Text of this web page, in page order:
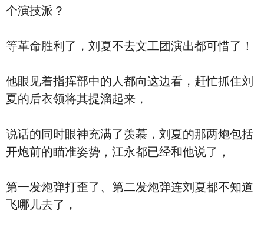
个演技派？
等革命胜利了，刘夏不去文工团演出都可惜了！
他眼见着指挥部中的人都向这边看，赶忙抓住刘
夏的后衣领将其提溜起来，
说话的同时眼神充满了羡慕，刘夏的那两炮包括
开炮前的瞄准姿势，江永都已经和他说了，
第一发炮弹打歪了、第二发炮弹连刘夏都不知道
飞哪儿去了，